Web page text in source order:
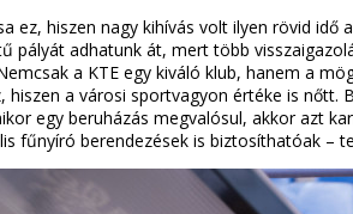
ez, hiszen nagy kihívás volt ilyen rövid
pályát adhatunk át, mert több
a KTE egy kiváló klub, hanem a
a városi sportvagyon értéke is
egy beruházás megvalósul, akkor azt
fűnyíró berendezések is biztosíthatóak –